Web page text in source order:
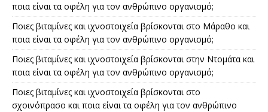
ποια είναι τα οφέλη για τον ανθρώπινο οργανισμό;
Ποιες βιταμίνες και ιχνοστοιχεία βρίσκονται στο Μάραθο και
ποια είναι τα οφέλη για τον ανθρώπινο οργανισμό;
Ποιες βιταμίνες και ιχνοστοιχεία βρίσκονται στην Ντομάτα και
ποια είναι τα οφέλη για τον ανθρώπινο οργανισμό;
Ποιες βιταμίνες και ιχνοστοιχεία βρίσκονται στο
σχοινόπρασο και ποια είναι τα οφέλη για τον ανθρώπινο